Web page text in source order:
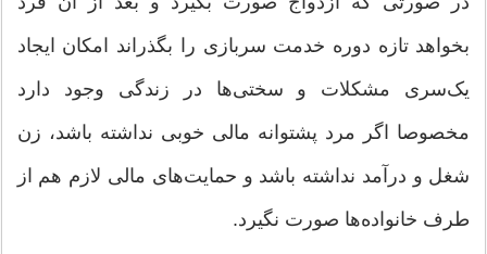
بخواهد تازه دوره خدمت سربازی را بگذراند امکان ایجاد
یک‌سری مشکلات و سختی‌ها در زندگی وجود دارد
مخصوصا اگر مرد پشتوانه مالی خوبی نداشته باشد، زن
شغل و درآمد نداشته باشد و حمایت‌های مالی لازم هم از
طرف خانواده‌ها صورت نگیرد.